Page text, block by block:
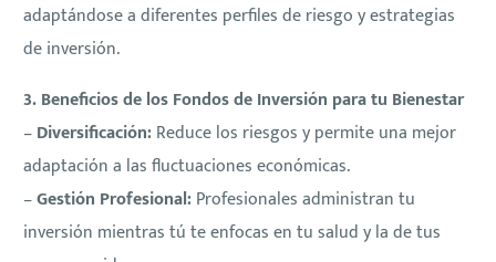
adaptándose a diferentes perfiles de riesgo y estrategias
de inversión.
3. Beneficios de los Fondos de Inversión para tu Bienestar
–Diversificación:Reduce los riesgos y permite una mejor
adaptación a las fluctuaciones económicas.
–Gestión Profesional:Profesionales administran tu
inversión mientras tú te enfocas en tu salud y la de tus